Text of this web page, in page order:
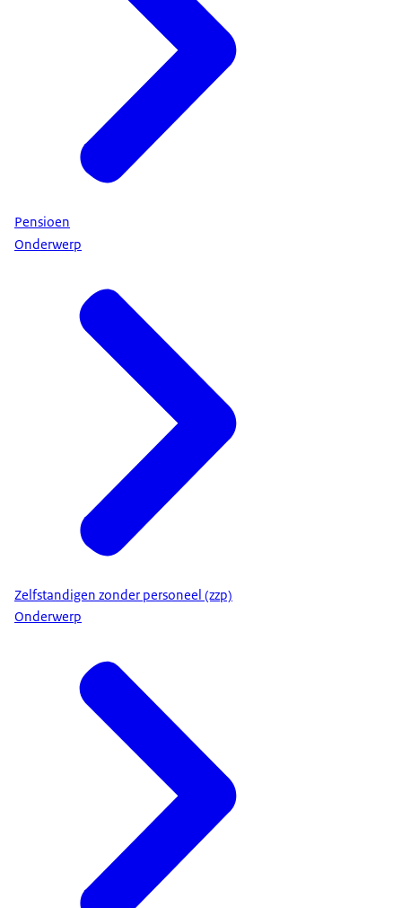
Pensioen
Onderwerp
Zelfstandigen zonder personeel (zzp)
Onderwerp